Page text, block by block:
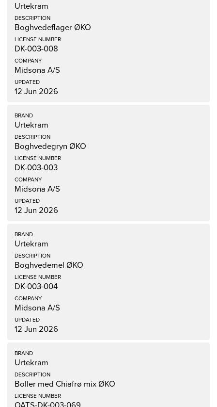
Urtekram
Boghvedeflager ØKO
DK-003-008
Midsona A/S
12 Jun 2026
Urtekram
Boghvedegryn ØKO
DK-003-003
Midsona A/S
12 Jun 2026
Urtekram
Boghvedemel ØKO
DK-003-004
Midsona A/S
12 Jun 2026
Urtekram
Boller med Chiafrø mix ØKO